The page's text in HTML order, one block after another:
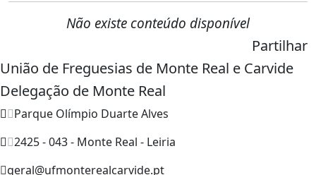
Não existe conteúdo disponível
Partilhar
União de Freguesias de Monte Real e Carvide
Delegação de Monte Real
Parque Olímpio Duarte Alves
2425 - 043 - Monte Real - Leiria
geral@ufmonterealcarvide.pt